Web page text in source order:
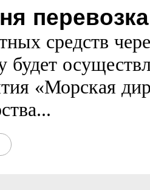
средств
будет
«Морская